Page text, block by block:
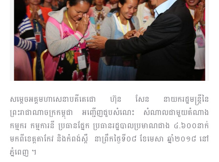
សម្តេចអគ្គមហាសេនាបតីតេជោ ហ៊ុន សែន នាយករដ្ឋមន្រ្តីនៃ
ព្រះរាជាណាចក្រកម្ពុជា អញ្ជើញជួបសំណេះ សំណាលជាមួយតំណាង
កម្មករ កម្មការនី ប្រធានផ្នែក ប្រធានរដ្ឋបាលប្រមាណជាង ៤.៦០០នាក់
មកពីខេត្តតាកែវ និងកំពង់ស្ពឺ នាព្រឹកថ្ងៃទី០៨ ខែមេសា ឆ្នាំ២០១៨ នៅ
ភ្នំពេញ ។